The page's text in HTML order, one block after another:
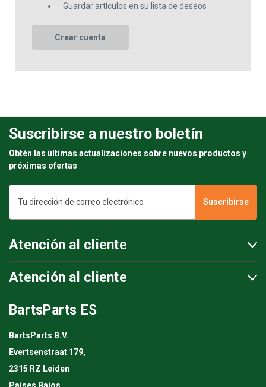
Guardar artículos en su lista de deseos
Crear cuenta
Suscribirse a nuestro boletín
Obtén las últimas actualizaciones sobre nuevos productos y
próximas ofertas
electrónico
Atención al cliente
Atención al cliente
BartsParts ES
BartsParts B.V.
Evertsenstraat 179,
2315 RZ Leiden